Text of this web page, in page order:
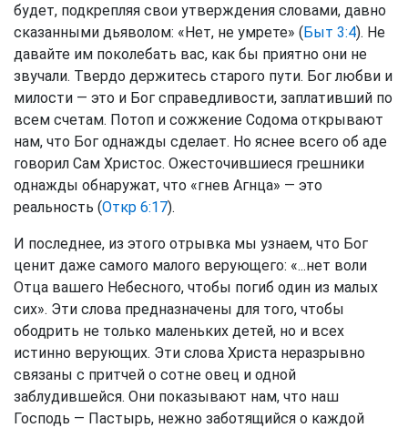
будет, подкрепляя свои утверждения словами, давно
сказанными дьяволом: «Нет, не умрете» (Быт 3:4). Не
давайте им поколебать вас, как бы приятно они не
звучали. Твердо держитесь старого пути. Бог любви и
милости — это и Бог справедливости, заплативший по
всем счетам. Потоп и сожжение Содома открывают
нам, что Бог однажды сделает. Но яснее всего об аде
говорил Сам Христос. Ожесточившиеся грешники
однажды обнаружат, что «гнев Агнца» — это
реальность (Откр 6:17).
И последнее, из этого отрывка мы узнаем, что Бог
ценит даже самого малого верующего: «...нет воли
Отца вашего Небесного, чтобы погиб один из малых
сих». Эти слова предназначены для того, чтобы
ободрить не только маленьких детей, но и всех
истинно верующих. Эти слова Христа неразрывно
связаны с притчей о сотне овец и одной
заблудившейся. Они показывают нам, что наш
Господь — Пастырь, нежно заботящийся о каждой